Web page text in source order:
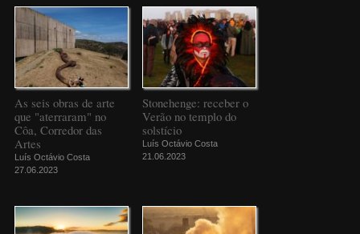
As seis obras de arte
que "aterraram" no
Côa, Corredor das
Artes
Luís Octávio Costa
27.06.2023
Stonehenge: receber o
Verão no templo do
solstício
Luís Octávio Costa
21.06.2023